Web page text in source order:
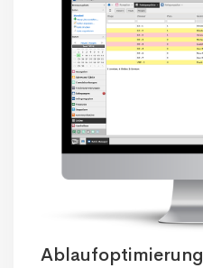
Ablaufoptimierung